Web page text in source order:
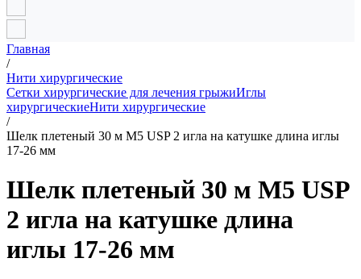
Главная
/
Нити хирургические
Сетки хирургические для лечения грыжиИглы
хирургическиеНити хирургические
/
Шелк плетеный 30 м М5 USP 2 игла на катушке длина иглы
17-26 мм
Шелк плетеный 30 м М5 USP
2 игла на катушке длина
иглы 17-26 мм